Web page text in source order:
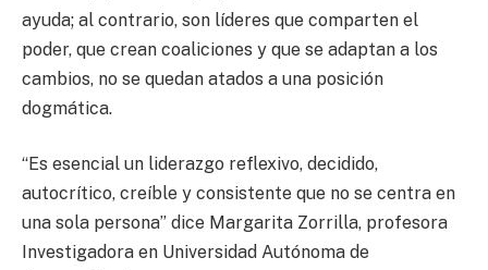
ayuda; al contrario, son líderes que comparten el
poder, que crean coaliciones y que se adaptan a los
cambios, no se quedan atados a una posición
dogmática.
“Es esencial un liderazgo reflexivo, decidido,
autocrítico, creíble y consistente que no se centra en
una sola persona” dice Margarita Zorrilla, profesora
Investigadora en Universidad Autónoma de